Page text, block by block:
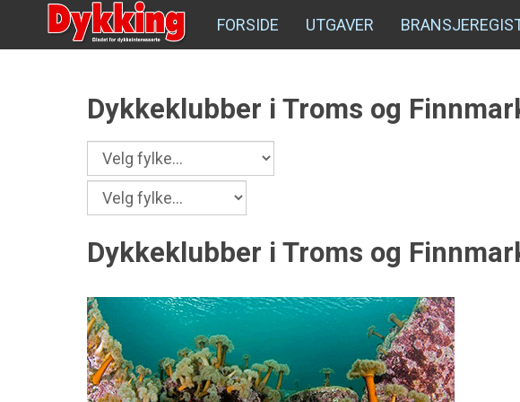
FORSIDE UTGAVER
Dykkeklubber i Troms og
Dykkeklubber i Troms og